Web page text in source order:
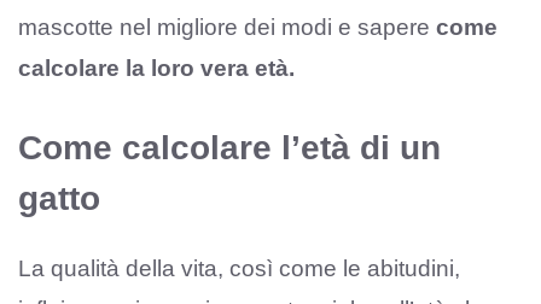
mascotte nel migliore dei modi e sapere come
calcolare la loro vera età.
Come calcolare l’età di un
gatto
La qualità della vita, così come le abitudini,